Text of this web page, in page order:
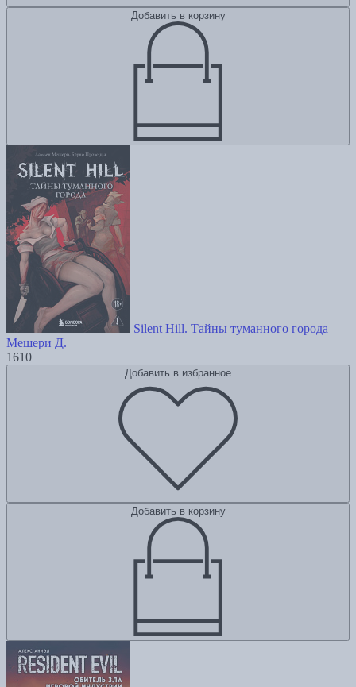
Добавить в корзину
Silent Hill. Тайны туманного города
Мешери Д.
1610
Добавить в избранное
Добавить в корзину